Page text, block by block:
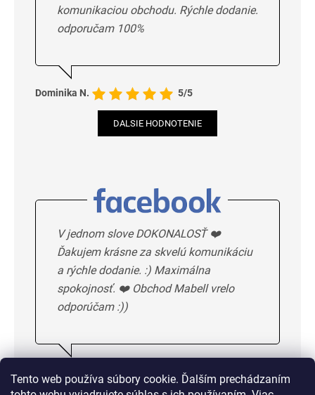
Tento web používa súbory cookie. Ďalším prechádzaním
komunikaciou obchodu. Rýchle dodanie.
odporučam 100%
Dominika N. 5/5
DALSIE HODNOTENIE
V jednom slove DOKONALOSŤ ❤️
Ďakujem krásne za skvelú komunikáciu
a rýchle dodanie. :) Maximálna
spokojnosť. ❤️ Obchod Mabell vrelo
odporúčam :))